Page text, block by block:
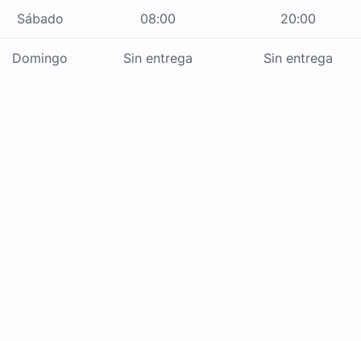
Sábado 08:00 20:00
Domingo Sin entrega Sin entrega